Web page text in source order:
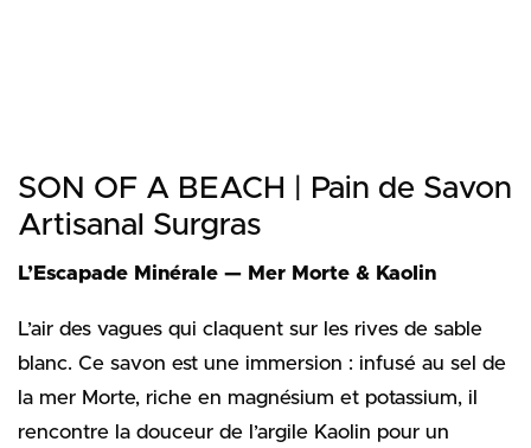
SON OF A BEACH | Pain de Savon
Artisanal Surgras
L’Escapade Minérale — Mer Morte & Kaolin
L’air des vagues qui claquent sur les rives de sable
blanc. Ce savon est une immersion : infusé au sel de
la mer Morte, riche en magnésium et potassium, il
rencontre la douceur de l’argile Kaolin pour un